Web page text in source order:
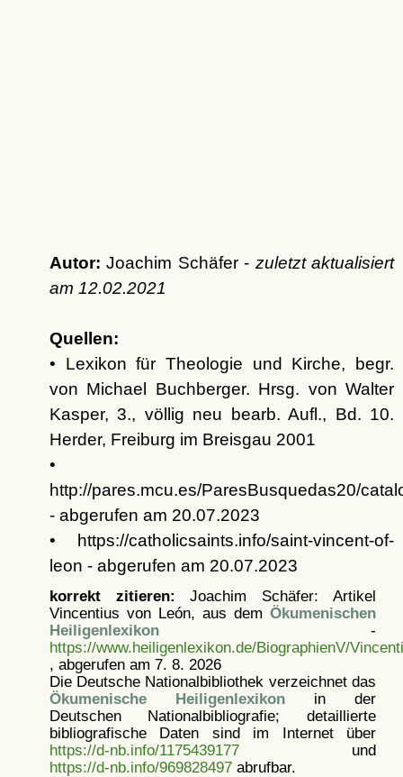
Autor: Joachim Schäfer - zuletzt aktualisiert
am 12.02.2021
Quellen:
• Lexikon für Theologie und Kirche, begr.
von Michael Buchberger. Hrsg. von Walter
Kasper, 3., völlig neu bearb. Aufl., Bd. 10.
Herder, Freiburg im Breisgau 2001
•
http://pares.mcu.es/ParesBusquedas20/
- abgerufen am 20.07.2023
• https://catholicsaints.info/saint-vincent-of-
leon - abgerufen am 20.07.2023
korrekt zitieren: Joachim Schäfer: Artikel
Vincentius von León, aus dem Ökumenischen
Heiligenlexikon-
https://www.heiligenlexikon.de/BiographienV/
, abgerufen am 7. 8. 2026
Die Deutsche Nationalbibliothek verzeichnet das
Ökumenische Heiligenlexikonin der
Deutschen Nationalbibliografie; detaillierte
bibliografische Daten sind im Internet über
https://d-nb.info/1175439177und
https://d-nb.info/969828497abrufbar.